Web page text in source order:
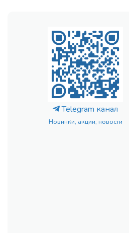
Telegram канал
Новинки, акции, новости